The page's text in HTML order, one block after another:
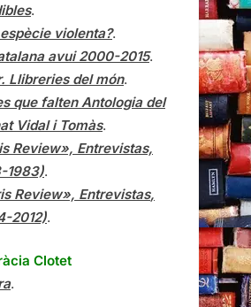
.
violenta?.
avui 2000-2015.
Llibreries del món.
que falten Antologia del
Vidal i Tomàs.
Review», Entrevistas,
1983).
Review», Entrevistas,
2012).
Clotet
.